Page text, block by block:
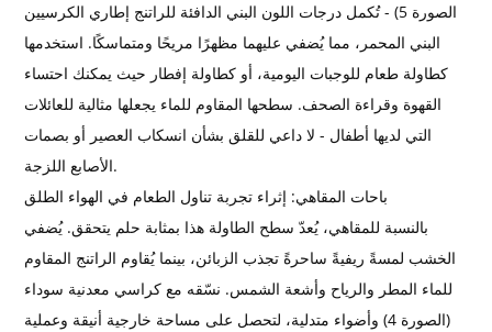
الصورة 5) - تُكمل درجات اللون البني الدافئة للراتنج إطاري الكرسيين
البني المحمر، مما يُضفي عليهما مظهرًا مريحًا ومتماسكًا. استخدمها
كطاولة طعام للوجبات اليومية، أو كطاولة إفطار حيث يمكنك احتساء
القهوة وقراءة الصحف. سطحها المقاوم للماء يجعلها مثالية للعائلات
التي لديها أطفال - لا داعي للقلق بشأن انسكاب العصير أو بصمات
الأصابع اللزجة.
باحات المقاهي: إثراء تجربة تناول الطعام في الهواء الطلق
بالنسبة للمقاهي، يُعدّ سطح الطاولة هذا بمثابة حلم يتحقق. يُضفي
الخشب لمسةً ريفيةً ساحرةً تجذب الزبائن، بينما يُقاوم الراتنج المقاوم
للماء المطر والرياح وأشعة الشمس. نسّقه مع كراسي معدنية سوداء
(الصورة 4) وأضواء متدلية، لتحصل على مساحة خارجية أنيقة وعملية